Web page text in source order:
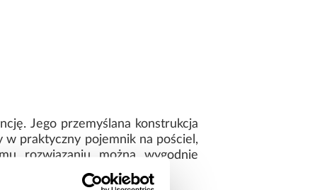
Jego przemyślana konstrukcja
w praktyczny pojemnik na pościel,
rozwiązaniu można wygodnie
użytkowaniu.